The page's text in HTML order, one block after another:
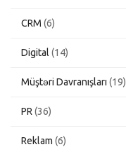
CRM (6)
Digital (14)
Müştəri Davranışları (19)
PR (36)
Reklam (6)